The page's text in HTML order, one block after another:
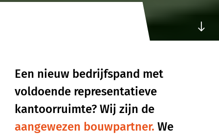
Een nieuw bedrijfspand met
voldoende representatieve
kantoorruimte? Wij zijn de
aangewezen bouwpartner. We